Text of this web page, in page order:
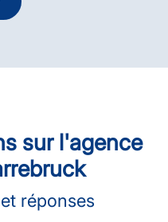
sur l'agence
réponses